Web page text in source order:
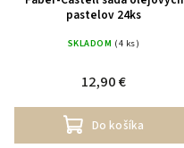
pastelov 24ks
SKLADOM (4 ks)
12,90 €
Do košíka